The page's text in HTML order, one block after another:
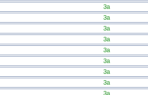
За
За
За
За
За
За
За
За
За